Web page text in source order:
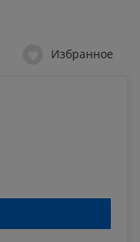
Избранное